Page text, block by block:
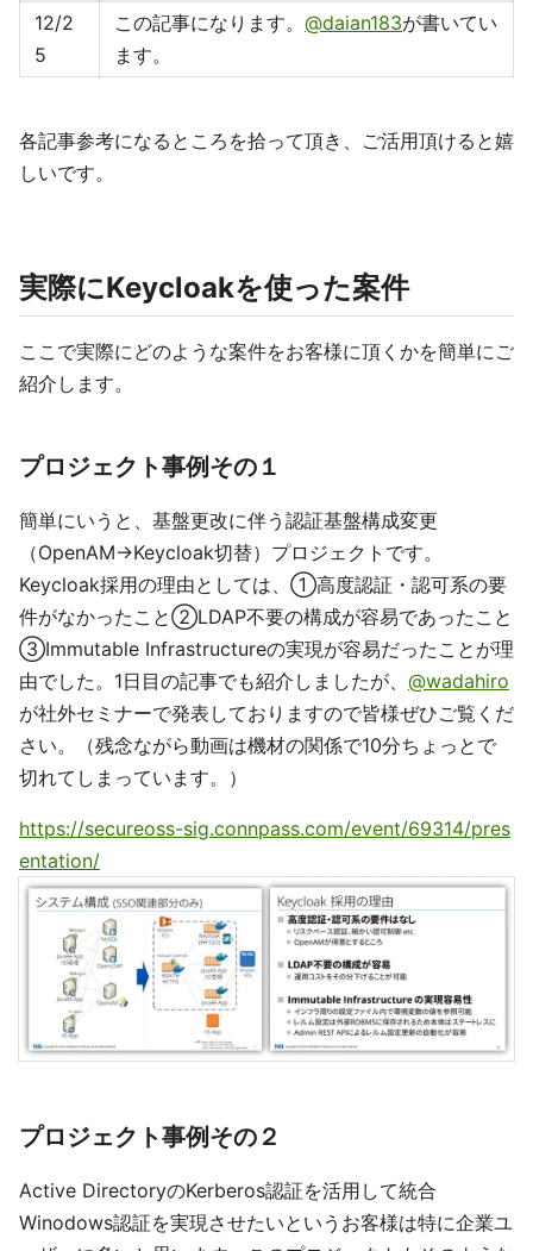
12/2
5
この記事になります。 @daian183が書いてい
ます。
各記事参考になるところを拾って頂き、ご活用頂けると嬉
しいです。
実際にKeycloakを使った案件
ここで実際にどのような案件をお客様に頂くかを簡単にご
紹介します。
プロジェクト事例その１
簡単にいうと、基盤更改に伴う認証基盤構成変更
（OpenAM→Keycloak切替）プロジェクトです。
Keycloak採用の理由としては、①高度認証・認可系の要
件がなかったこと②LDAP不要の構成が容易であったこと
③Immutable Infrastructureの実現が容易だったことが理
由でした。1日目の記事でも紹介しましたが、 @wadahiro
が社外セミナーで発表しておりますので皆様ぜひご覧くだ
さい。（残念ながら動画は機材の関係で10分ちょっとで
切れてしまっています。）
https://secureoss-sig.connpass.com/event/69314/pres
entation/
プロジェクト事例その２
Active DirectoryのKerberos認証を活用して統合
Winodows認証を実現させたいというお客様は特に企業ユ